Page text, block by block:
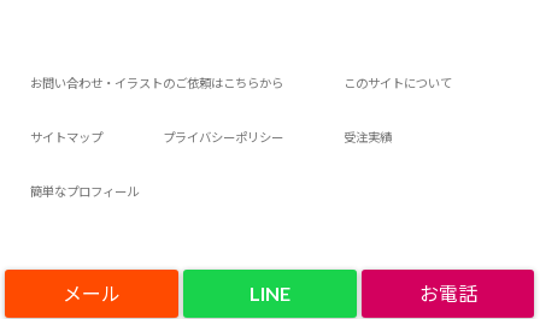
LINE
お問い合わせ・イラストのご依頼はこちらから このサイトについて
サイトマップ プライバシーポリシー 受注実績
簡単なプロフィール
Copyright© アロアロウィの今日は何作ろ？ , 2021 All Rights Reserved.